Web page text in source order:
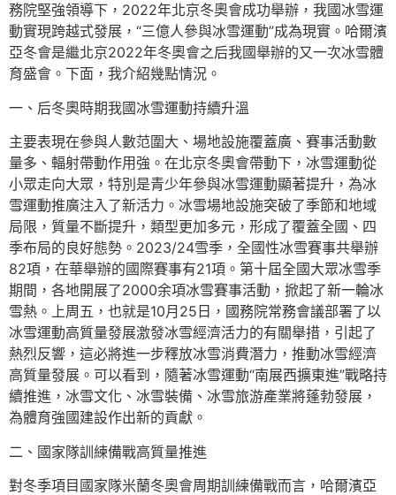
務院堅強領導下，2022年北京冬奧會成功舉辦，我國冰雪運
動實現跨越式發展，“三億人參與冰雪運動”成為現實。哈爾濱
亞冬會是繼北京2022年冬奧會之后我國舉辦的又一次冰雪體
育盛會。下面，我介紹幾點情況。
一、后冬奧時期我國冰雪運動持續升溫
主要表現在參與人數范圍大、場地設施覆蓋廣、賽事活動數
量多、輻射帶動作用強。在北京冬奧會帶動下，冰雪運動從
小眾走向大眾，特別是青少年參與冰雪運動顯著提升，為冰
雪運動推廣注入了新活力。冰雪場地設施突破了季節和地域
局限，質量不斷提升，類型更加多元，形成了覆蓋全國、四
季布局的良好態勢。2023/24雪季，全國性冰雪賽事共舉辦
82項，在華舉辦的國際賽事有21項。第十屆全國大眾冰雪季
期間，各地開展了2000余項冰雪賽事活動，掀起了新一輪冰
雪熱。上周五，也就是10月25日，國務院常務會議部署了以
冰雪運動高質量發展激發冰雪經濟活力的有關舉措，引起了
熱烈反響，這必將進一步釋放冰雪消費潛力，推動冰雪經濟
高質量發展。可以看到，隨著冰雪運動“南展西擴東進”戰略持
續推進，冰雪文化、冰雪裝備、冰雪旅游產業將蓬勃發展，
為體育強國建設作出新的貢獻。
二、國家隊訓練備戰高質量推進
對冬季項目國家隊米蘭冬奧會周期訓練備戰而言，哈爾濱亞